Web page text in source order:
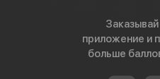
приложение и
больше